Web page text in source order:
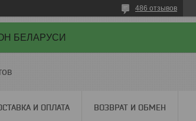
486 отзывов
БЕЛАРУСИ
И ОПЛАТА ВОЗВРАТ И ОБМЕН